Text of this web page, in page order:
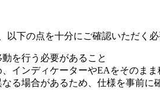
下の点を十分にご確認いただく必
を行う必要があること
インディケーターやEAをそのま
る場合があるため、仕様を事前に